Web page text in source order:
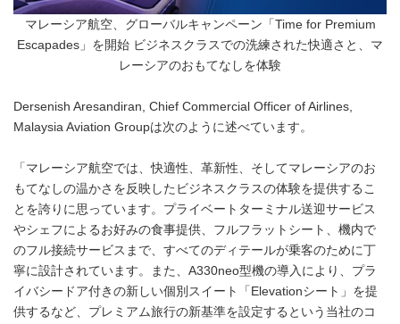
マレーシア航空、グローバルキャンペーン「Time for Premium
Escapades」を開始 ビジネスクラスでの洗練された快適さと、マ
レーシアのおもてなしを体験
Dersenish Aresandiran, Chief Commercial Officer of Airlines,
Malaysia Aviation Groupは次のように述べています。
「マレーシア航空では、快適性、革新性、そしてマレーシアのお
もてなしの温かさを反映したビジネスクラスの体験を提供するこ
とを誇りに思っています。プライベートターミナル送迎サービス
やシェフによるお好みの食事提供、フルフラットシート、機内で
のフル接続サービスまで、すべてのディテールが乗客のために丁
寧に設計されています。また、A330neo型機の導入により、プラ
イバシードア付きの新しい個別スイート「Elevationシート」を提
供するなど、プレミアム旅行の新基準を設定するという当社のコ